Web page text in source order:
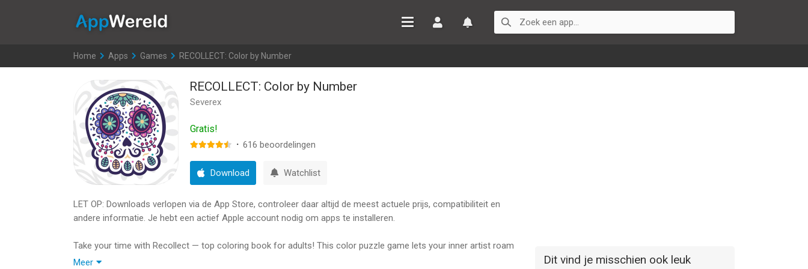
Home >
Apps >
Games >
RECOLLECT: Color by Number
RECOLLECT: Color by Number
Severex
Gratis!
· 616 beoordelingen
Download Watchlist
LET OP: Downloads verlopen via de App Store, controleer daar altijd de meest actuele prijs, compatibiliteit en
andere informatie. Je hebt een actief Apple account nodig om apps te installeren.
Take your time with Recollect — top coloring book for adults! This color puzzle game lets your inner artist roam
and create masterpieces in a simple way.
Meer Dit vind je misschien ook leuk